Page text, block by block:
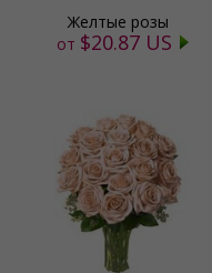
Желтые розы
от $20.87 US